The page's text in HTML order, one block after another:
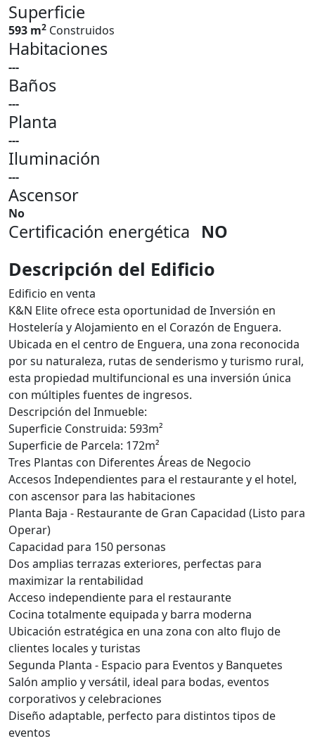
Superficie
593 m2 Construidos
Habitaciones
---
Baños
---
Planta
---
Iluminación
---
Ascensor
No
Certificación energética NO
Descripción del Edificio
Edificio en venta
K&N Elite ofrece esta oportunidad de Inversión en
Hostelería y Alojamiento en el Corazón de Enguera.
Ubicada en el centro de Enguera, una zona reconocida
por su naturaleza, rutas de senderismo y turismo rural,
esta propiedad multifuncional es una inversión única
con múltiples fuentes de ingresos.
Descripción del Inmueble:
Superficie Construida: 593m²
Superficie de Parcela: 172m²
Tres Plantas con Diferentes Áreas de Negocio
Accesos Independientes para el restaurante y el hotel,
con ascensor para las habitaciones
Planta Baja - Restaurante de Gran Capacidad (Listo para
Operar)
Capacidad para 150 personas
Dos amplias terrazas exteriores, perfectas para
maximizar la rentabilidad
Acceso independiente para el restaurante
Cocina totalmente equipada y barra moderna
Ubicación estratégica en una zona con alto flujo de
clientes locales y turistas
Segunda Planta - Espacio para Eventos y Banquetes
Salón amplio y versátil, ideal para bodas, eventos
corporativos y celebraciones
Diseño adaptable, perfecto para distintos tipos de
eventos